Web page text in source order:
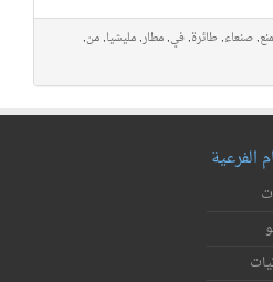
, صنعاء, طائرة, في, مطار, مليشيا, من,
الفرعية